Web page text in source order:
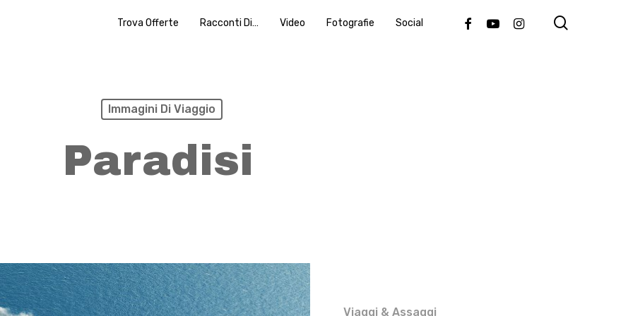
Trova Offerte Racconti Di… Video Fotografie Social FacebookYoutubeInstagram
Immagini Di Viaggio
Paradisi
Viaggi & Assaggi